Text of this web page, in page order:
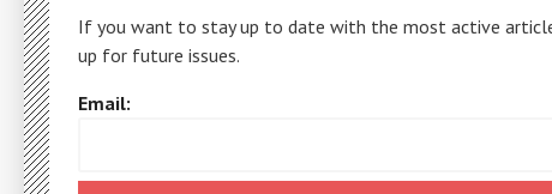
If you want to stay up to date with the most active
up for future issues.
Email: